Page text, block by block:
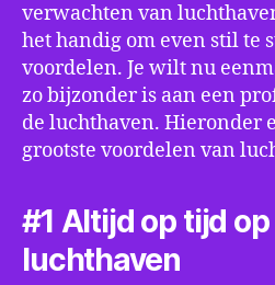
verwachten van
het handig om even stil te
voordelen. Je wilt nu
zo bijzonder is aan een
de luchthaven. Hieronder
grootste voordelen van
#1 Altijd op tijd
luchthaven